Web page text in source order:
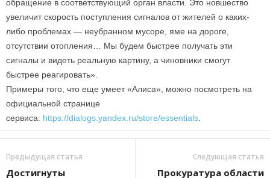
обращение в соответствующий орган власти. Это новшество
увеличит скорость поступления сигналов от жителей о каких-
либо проблемах — неубранном мусоре, яме на дороге,
отсутствии отопления… Мы будем быстрее получать эти
сигналы и видеть реальную картину, а чиновники смогут
быстрее реагировать».
Примеры того, что еще умеет «Алиса», можно посмотреть на
официальной странице
сервиса: https://dialogs.yandex.ru/store/essentials.
Предыдущая статья
Достигнуты
Следующая статья
Прокуратура области